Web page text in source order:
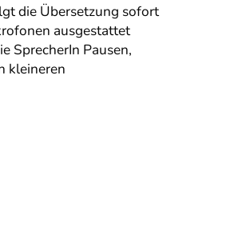
die Übersetzung sofort
ausgestattet
SprecherIn Pausen,
kleineren